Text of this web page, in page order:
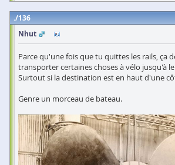
136
Nhut
Parce qu'une fois que tu quittes les rails, ça
transporter certaines choses à vélo jusqu'à
Surtout si la destination est en haut d'une
Genre un morceau de bateau.